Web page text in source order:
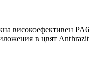
високоефективен PA6
в цвят Anthrazit